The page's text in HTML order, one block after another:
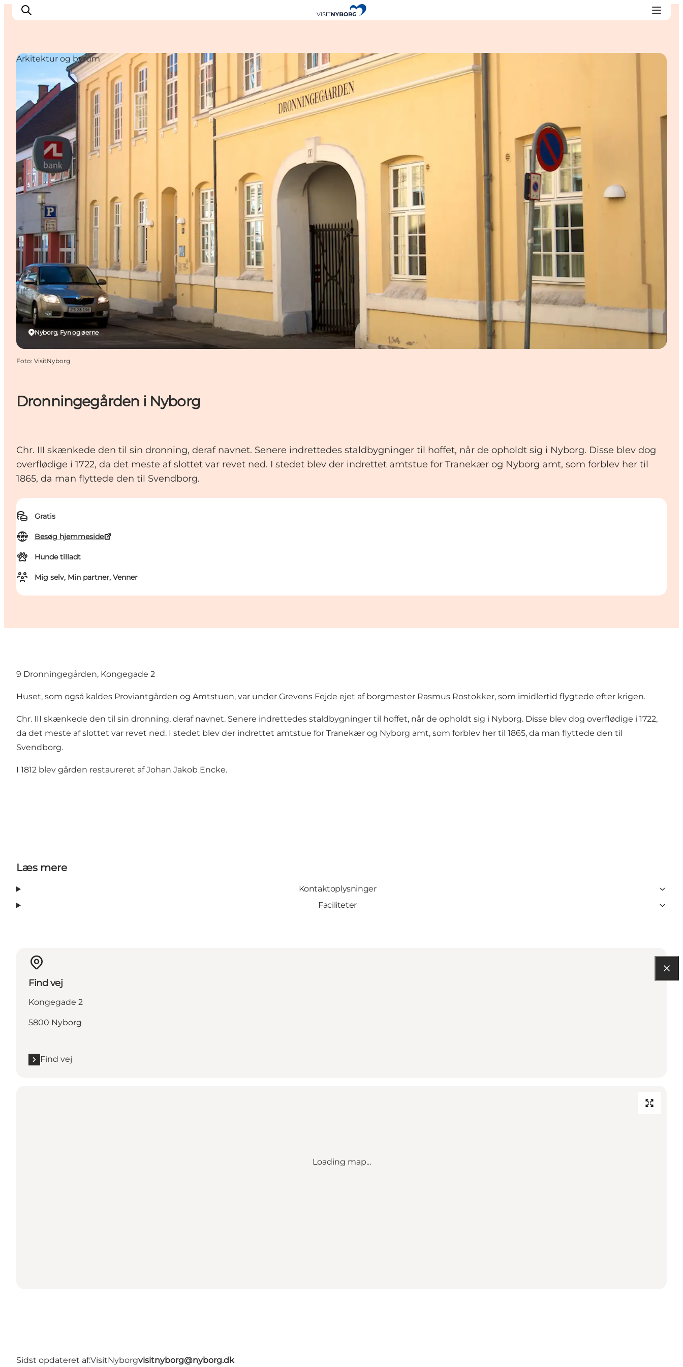
Oplev Nyborg
Outdoor
Det sker i Nyborg
Sprogø
Planlæg din tur
Book & køb
Dronningegården i Nyborg
Chr. III skænkede den til sin dronning, deraf navnet. Senere indrettedes staldbygninger til hoffet, når de opholdt sig i Nyborg. Disse blev dog
overflødige i 1722, da det meste af slottet var revet ned. I stedet blev der indrettet amtstue for Tranekær og Nyborg amt, som forblev her til
1865, da man flyttede den til Svendborg.
Gratis
Besøg hjemmeside
Hunde tilladt
Mig selv, Min partner, Venner
Nyborg, Fyn og øerne
Arkitektur og byrum
Foto: VisitNyborg
9 Dronningegården, Kongegade 2
Huset, som også kaldes Proviantgården og Amtstuen, var under Grevens Fejde ejet af borgmester Rasmus Rostokker, som imidlertid flygtede efter krigen.
Chr. III skænkede den til sin dronning, deraf navnet. Senere indrettedes staldbygninger til hoffet, når de opholdt sig i Nyborg. Disse blev dog overflødige i 1722,
da det meste af slottet var revet ned. I stedet blev der indrettet amtstue for Tranekær og Nyborg amt, som forblev her til 1865, da man flyttede den til
Svendborg.
I 1812 blev gården restaureret af Johan Jakob Encke.
Læs mere
Kontaktoplysninger
Faciliteter
Find vej
Kongegade 2
5800 Nyborg
Find vej
Loading map...
Sidst opdateret af:VisitNyborgvisitnyborg@nyborg.dk